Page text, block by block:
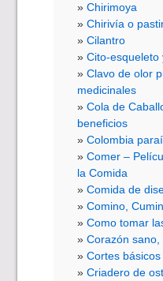
Chirimoya
Chirivía o
Cilantro
Cito-esqueleto
Clavo de olor
medicinales
Cola de
beneficios
Colombia
Comer –
la Comida
Comida de
Comino,
Como tomar
Corazón
Cortes
Criadero de